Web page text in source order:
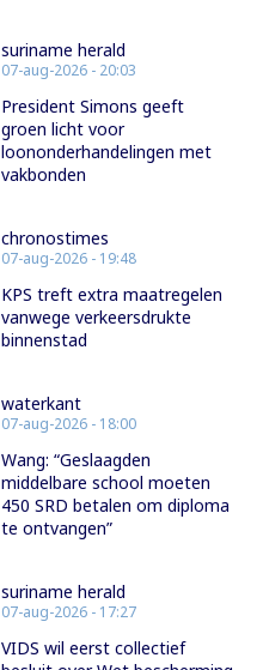
suriname herald
07-aug-2026 - 20:03
President Simons geeft
groen licht voor
loononderhandelingen met
vakbonden
chronostimes
07-aug-2026 - 19:48
KPS treft extra maatregelen
vanwege verkeersdrukte
binnenstad
waterkant
07-aug-2026 - 18:00
Wang: “Geslaagden
middelbare school moeten
450 SRD betalen om diploma
te ontvangen”
suriname herald
07-aug-2026 - 17:27
VIDS wil eerst collectief